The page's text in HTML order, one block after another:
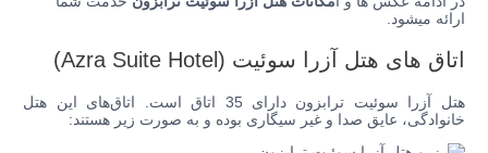
ارائه میشود.
اتاق های هتل آزرا سوئیت (Azra Suite Hotel)
هتل آزرا سوئیت ترابزون دارای 35 اتاق است.
اتاق‌های این هتل
خانوادگی، عایق صدا و غیر سیگاری بوده و به صورت زیر هستند: